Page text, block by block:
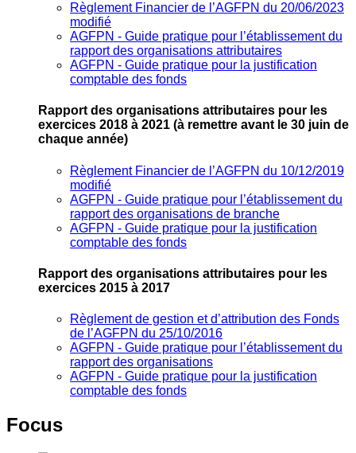
Règlement Financier de l’AGFPN du 20/06/2023
modifié
AGFPN ‐ Guide pratique pour l’établissement du
rapport des organisations attributaires
AGFPN ‐ Guide pratique pour la justification
comptable des fonds
Rapport des organisations attributaires pour les
exercices 2018 à 2021 (à remettre avant le 30 juin de
chaque année)
Règlement Financier de l’AGFPN du 10/12/2019
modifié
AGFPN ‐ Guide pratique pour l’établissement du
rapport des organisations de branche
AGFPN ‐ Guide pratique pour la justification
comptable des fonds
Rapport des organisations attributaires pour les
exercices 2015 à 2017
Règlement de gestion et d’attribution des Fonds
de l’AGFPN du 25/10/2016
AGFPN ‐ Guide pratique pour l’établissement du
rapport des organisations
AGFPN ‐ Guide pratique pour la justification
comptable des fonds
Focus